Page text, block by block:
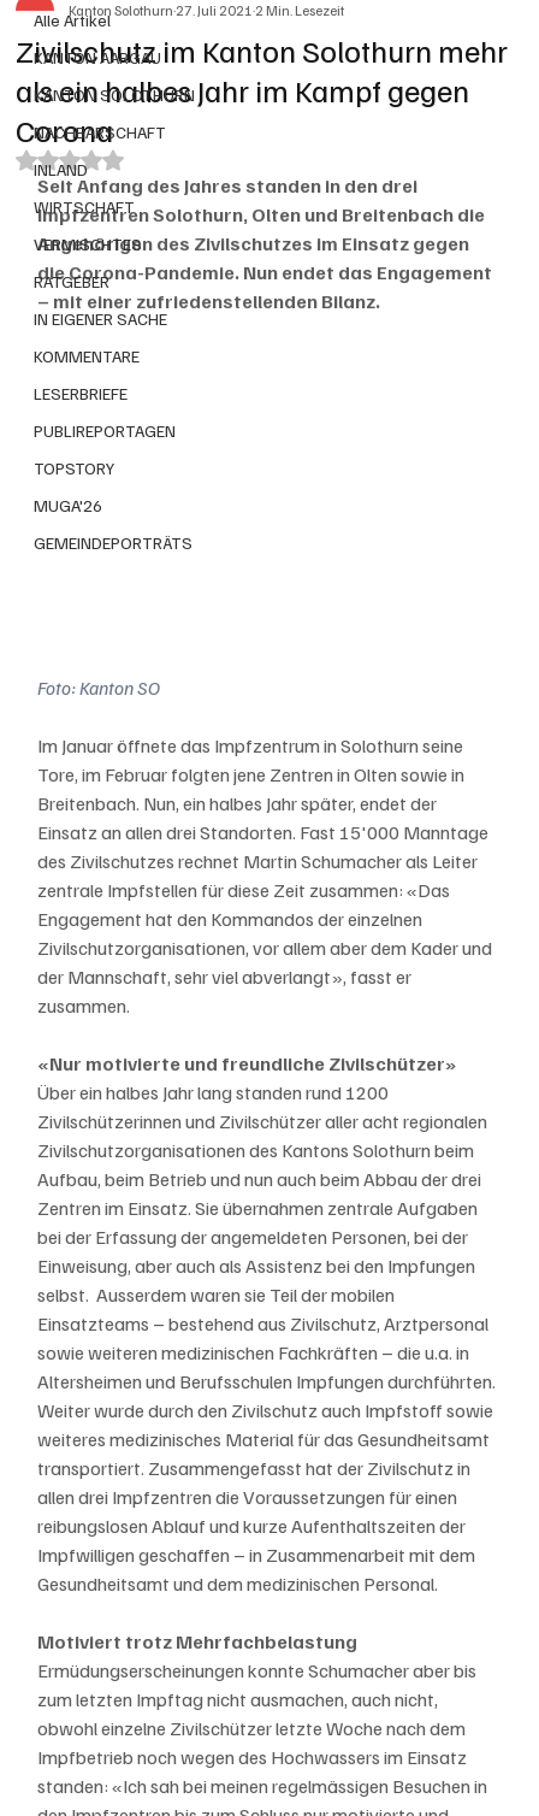
Alle Artikel
KANTON AARGAU
KANTON SOLOTHURN
NACHBARSCHAFT
INLAND
WIRTSCHAFT
VERMISCHTES
RATGEBER
IN EIGENER SACHE
KOMMENTARE
LESERBRIEFE
PUBLIREPORTAGEN
TOPSTORY
MUGA'26
GEMEINDEPORTRÄTS
Zivilschutz im Kanton Solothurn mehr
als ein halbes Jahr im Kampf gegen
Corona
Kanton Solothurn27. Juli 20212 Min. Lesezeit
Mit NaN von 5 Sternen bewertet.
Seit Anfang des Jahres standen in den drei
Impfzentren Solothurn, Olten und Breitenbach die
Angehörigen des Zivilschutzes im Einsatz gegen
die Corona-Pandemie. Nun endet das Engagement
– mit einer zufriedenstellenden Bilanz.
Foto: Kanton SO
Im Januar öffnete das Impfzentrum in Solothurn seine
Tore, im Februar folgten jene Zentren in Olten sowie in
Breitenbach. Nun, ein halbes Jahr später, endet der
Einsatz an allen drei Standorten. Fast 15'000 Manntage
des Zivilschutzes rechnet Martin Schumacher als Leiter
zentrale Impfstellen für diese Zeit zusammen: «Das
Engagement hat den Kommandos der einzelnen
Zivilschutzorganisationen, vor allem aber dem Kader und
der Mannschaft, sehr viel abverlangt», fasst er
zusammen.
«Nur motivierte und freundliche Zivilschützer»
Über ein halbes Jahr lang standen rund 1200
Zivilschützerinnen und Zivilschützer aller acht regionalen
Zivilschutzorganisationen des Kantons Solothurn beim
Aufbau, beim Betrieb und nun auch beim Abbau der drei
Zentren im Einsatz. Sie übernahmen zentrale Aufgaben
bei der Erfassung der angemeldeten Personen, bei der
Einweisung, aber auch als Assistenz bei den Impfungen
selbst.  Ausserdem waren sie Teil der mobilen
Einsatzteams – bestehend aus Zivilschutz, Arztpersonal
sowie weiteren medizinischen Fachkräften – die u.a. in
Altersheimen und Berufsschulen Impfungen durchführten.
Weiter wurde durch den Zivilschutz auch Impfstoff sowie
weiteres medizinisches Material für das Gesundheitsamt
transportiert. Zusammengefasst hat der Zivilschutz in
allen drei Impfzentren die Voraussetzungen für einen
reibungslosen Ablauf und kurze Aufenthaltszeiten der
Impfwilligen geschaffen – in Zusammenarbeit mit dem
Gesundheitsamt und dem medizinischen Personal.
Motiviert trotz Mehrfachbelastung
Ermüdungserscheinungen konnte Schumacher aber bis
zum letzten Impftag nicht ausmachen, auch nicht,
obwohl einzelne Zivilschützer letzte Woche nach dem
Impfbetrieb noch wegen des Hochwassers im Einsatz
standen: «Ich sah bei meinen regelmässigen Besuchen in